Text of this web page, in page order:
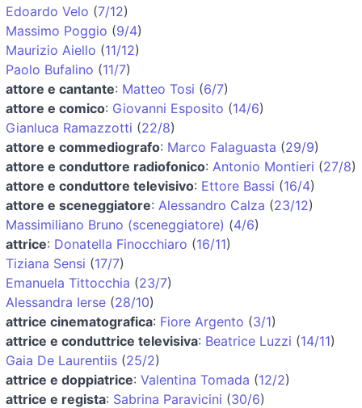
Edoardo Velo (7/12)
Massimo Poggio (9/4)
Maurizio Aiello (11/12)
Paolo Bufalino (11/7)
attore e cantante: Matteo Tosi (6/7)
attore e comico: Giovanni Esposito (14/6)
Gianluca Ramazzotti (22/8)
attore e commediografo: Marco Falaguasta (29/9)
attore e conduttore radiofonico: Antonio Montieri (27/8)
attore e conduttore televisivo: Ettore Bassi (16/4)
attore e sceneggiatore: Alessandro Calza (23/12)
Massimiliano Bruno (sceneggiatore) (4/6)
attrice: Donatella Finocchiaro (16/11)
Tiziana Sensi (17/7)
Emanuela Tittocchia (23/7)
Alessandra Ierse (28/10)
attrice cinematografica: Fiore Argento (3/1)
attrice e conduttrice televisiva: Beatrice Luzzi (14/11)
Gaia De Laurentiis (25/2)
attrice e doppiatrice: Valentina Tomada (12/2)
attrice e regista: Sabrina Paravicini (30/6)